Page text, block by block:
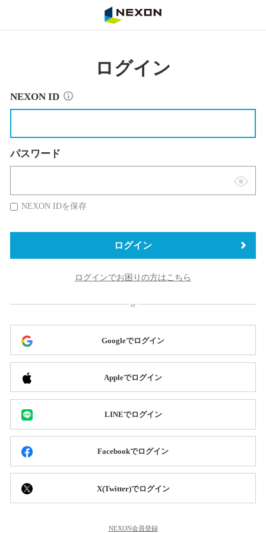
ログイン
NEXON ID
パスワード
表
替
NEXON IDを保存
ログイン
ログインでお困りの方はこちら
Googleでログイン
Appleでログイン
LINEでログイン
Facebookでログイン
X(Twitter)でログイン
NEXON会員登録